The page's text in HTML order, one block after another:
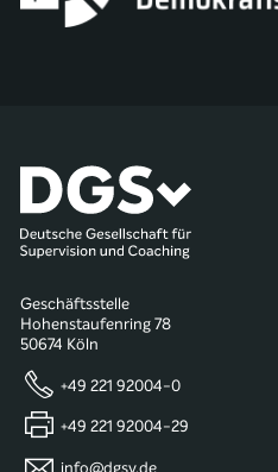
Geschäftsstelle
Hohenstaufenring 78
50674 Köln
+49 221 92004-0
+49 221 92004-29